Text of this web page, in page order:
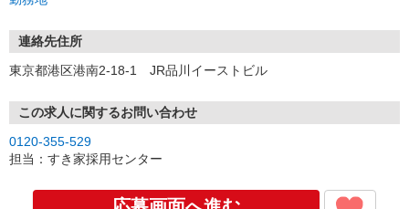
連絡先住所
東京都港区港南2-18-1 JR品川イーストビル
この求人に関するお問い合わせ
0120-355-529
担当：すき家採用センター